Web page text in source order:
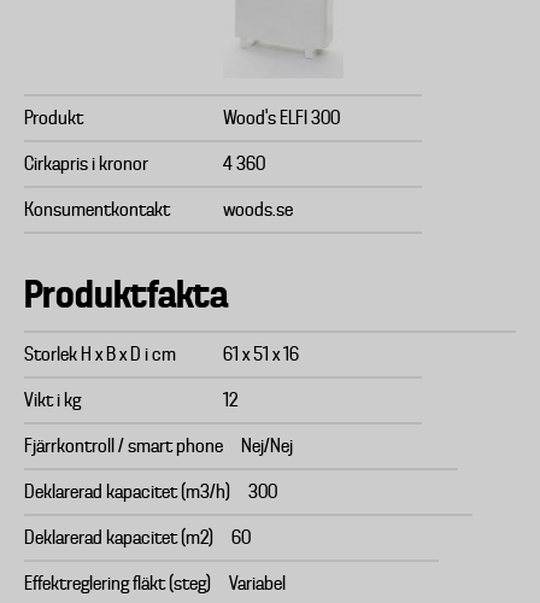
Produkt Wood's ELFI 300
Cirkapris i kronor 4 360
Konsumentkontakt woods.se
Produktfakta
Storlek H x B x D i cm 61 x 51 x 16
Vikt i kg 12
Fjärrkontroll / smart phone Nej/Nej
Deklarerad kapacitet (m3/h) 300
Deklarerad kapacitet (m2) 60
Effektreglering fläkt (steg) Variabel